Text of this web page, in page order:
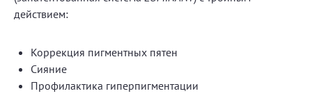
действием:
Коррекция пигментных пятен
Сияние
Профилактика гиперпигментации